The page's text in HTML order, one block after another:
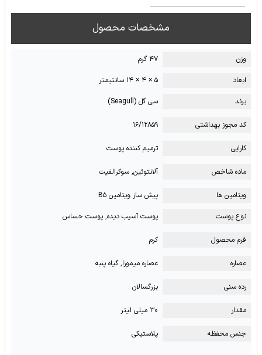
مشخصات محصول
وزن
۴۷ گرم
ابعاد
۵ × ۴ × ۱۴ سانتیمتر
برند
سی گل (Seagull)
کد مجوز بهداشتی ۱۶/۱۲۸۵۹
کارایی ترمیم کننده پوست
ماده شاخص آلانتوئین, سوکرالفیت
ویتامین ها
پیش ساز ویتامین B۵
نوع پوست
پوست آسیب دیده, پوست حساس
فرم محصول کرم
عصاره عصاره میموزا, گیاه پنبه
رده سنی بزرگسالان
مقدار ۳۰ میلی لیتر
جنس محفظه پلاستیکی